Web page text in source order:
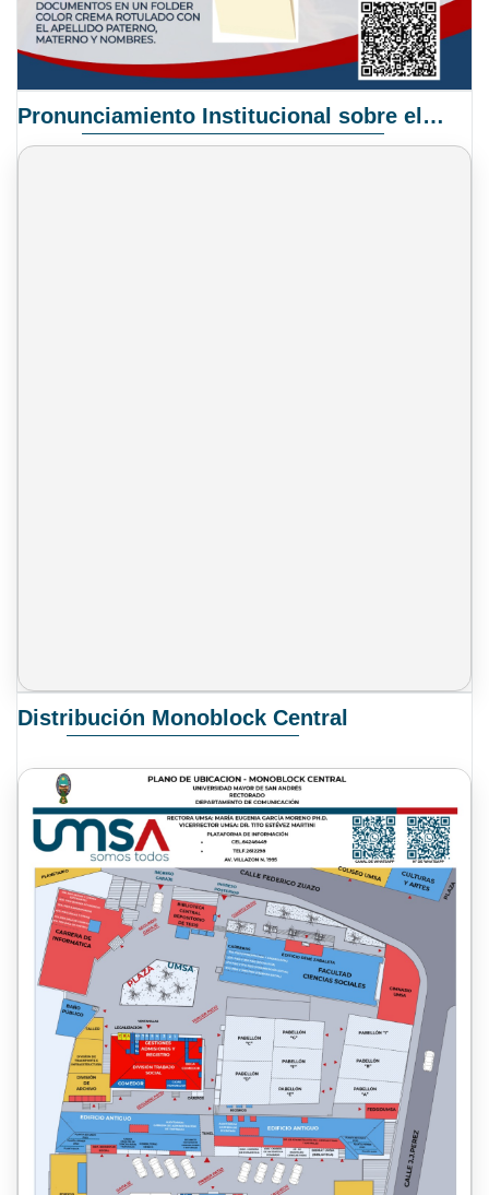
Pronunciamiento Institucional sobre el Proyecto de Ley N° 068/2025-2026 C.S.
Distribución Monoblock Central